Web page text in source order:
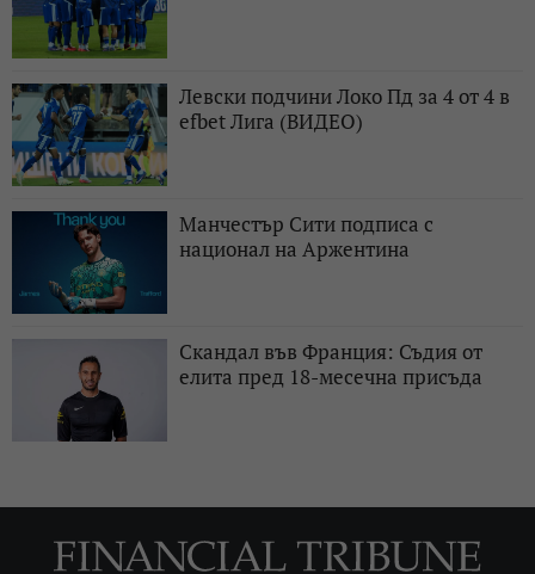
Левски подчини Локо Пд за 4 от 4 в
efbet Лига (ВИДЕО)
Манчестър Сити подписа с
национал на Аржентина
Скандал във Франция: Съдия от
елита пред 18-месечна присъда